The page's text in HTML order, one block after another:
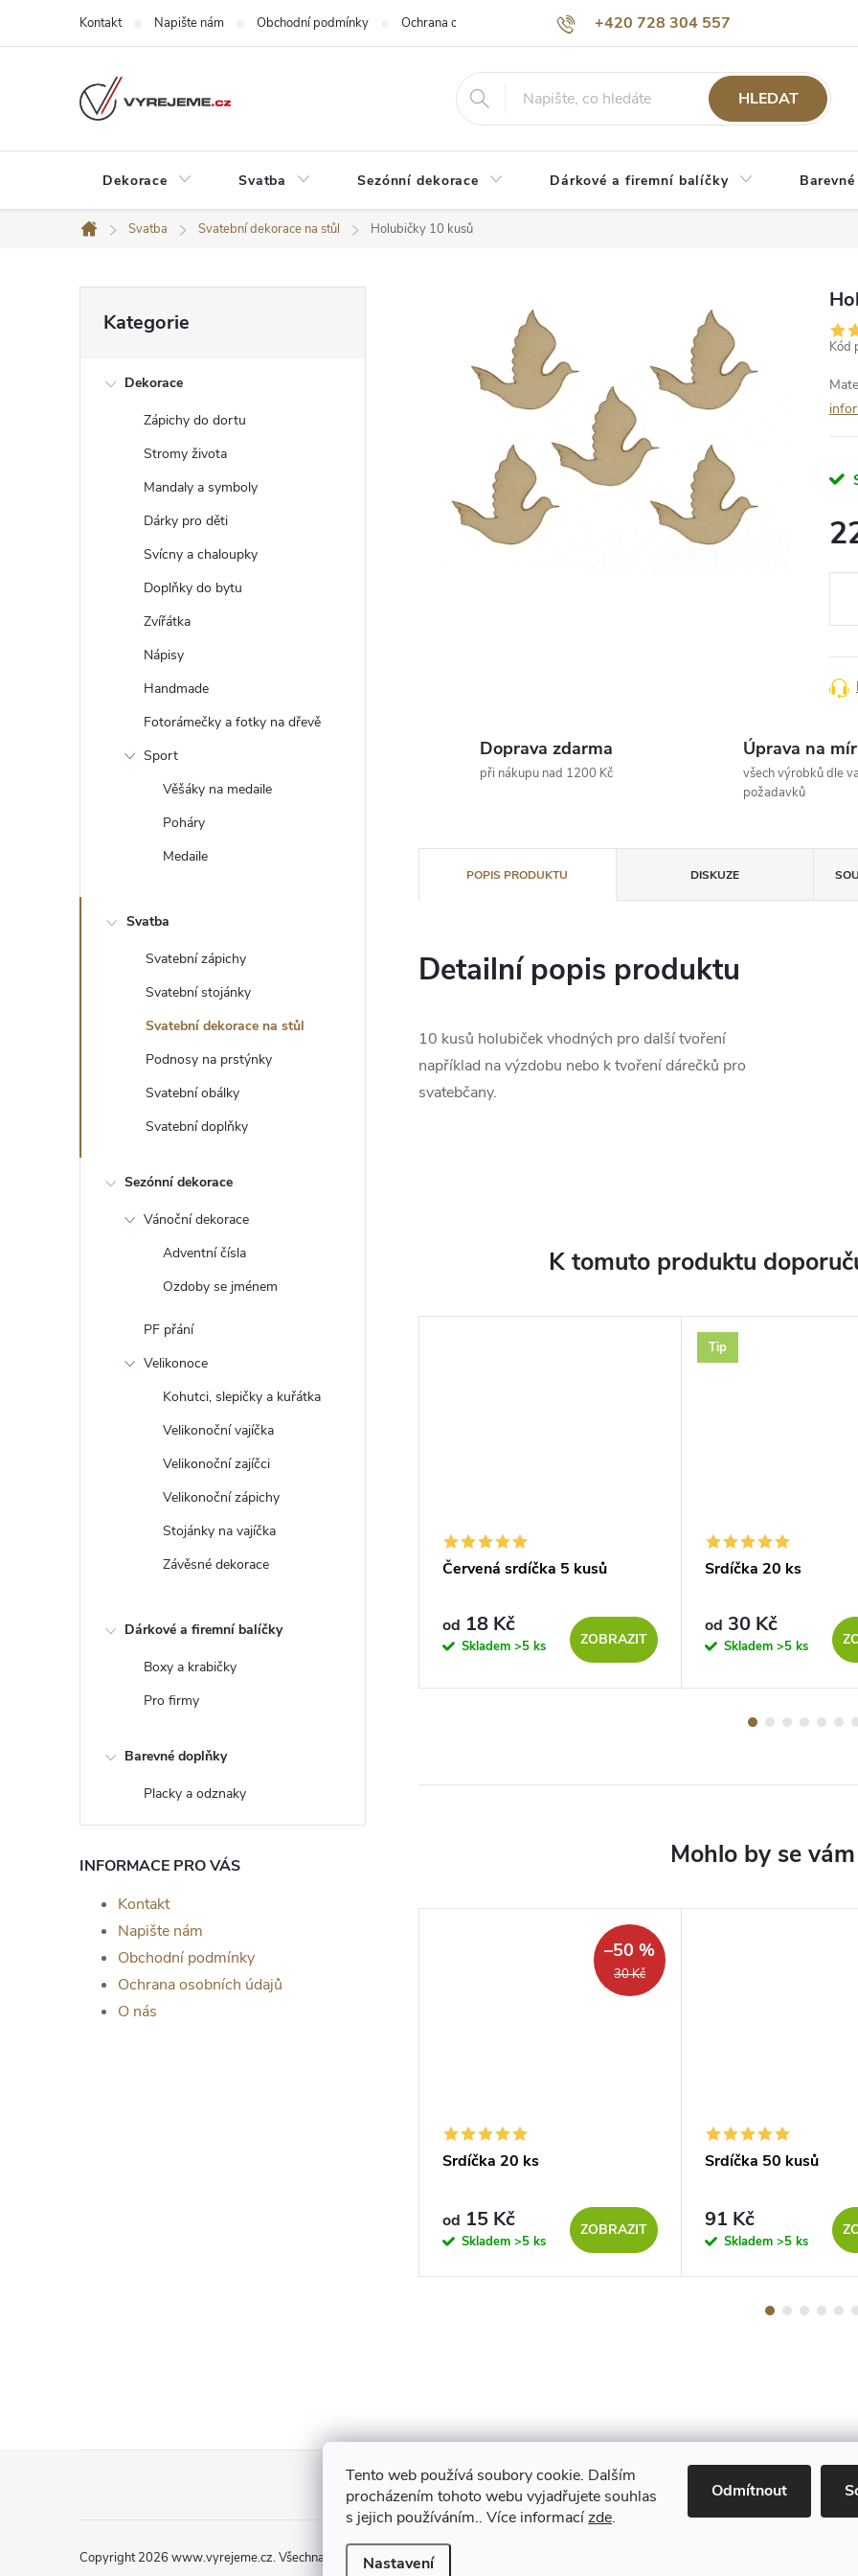
Tento web používá soubory cookie. Dalším
procházením tohoto webu vyjadřujete souhlas
s jejich používáním.. Více informacízde.
Nastavení
Odmítnout
+420 728 304 557
Kontakt Napište nám Obchodní podmínky Ochrana osobních údajů O nás
HLEDAT
Dekorace Svatba Sezónní dekorace Dárkové a firemní balíčky
Domů
Svatba Svatební dekorace na stůl Holubičky 10 kusů
e
kategorie
Kategorie
Dekorace
Zápichy do dortu
Stromy života
Mandaly a symboly
Dárky pro děti
Svícny a chaloupky
Doplňky do bytu
Zvířátka
Nápisy
Handmade
Fotorámečky a fotky na dřevě
Sport
Věšáky na medaile
Poháry
Medaile
Svatba
Svatební zápichy
Svatební stojánky
Svatební dekorace na stůl
Podnosy na prstýnky
Svatební obálky
Svatební doplňky
Sezónní dekorace
Vánoční dekorace
Adventní čísla
Ozdoby se jménem
PF přání
Velikonoce
Kohutci, slepičky a kuřátka
Velikonoční vajíčka
Velikonoční zajíčci
Velikonoční zápichy
Stojánky na vajíčka
Závěsné dekorace
Dárkové a firemní balíčky
Boxy a krabičky
Pro firmy
Barevné doplňky
Placky a odznaky
INFORMACE PRO VÁS
Kontakt
Napište nám
Obchodní podmínky
Ochrana osobních údajů
O nás
Kód
Doprava zdarma
při nákupu nad 1200 Kč
Úprava na
všech výrobků dle
požadavků
POPIS PRODUKTU DISKUZE
Detailní popis produktu
10 kusů holubiček vhodných pro další tvoření
například na výzdobu nebo k tvoření dárečků pro
svatebčany.
K tomuto produktu
ZOBRAZIT
Srdíčka 50 kusů
od106 Kč
Červená srdíčka 5 kusů
od 18 Kč
Skladem >5 ks ZOBRAZIT
Tip
Srdíčka 20 ks
od 30 Kč
Skladem >5 ks
30 Kč
–50 %
Srdíčka 20 ks
od 15 Kč
Skladem >5 ks
ZOBRAZIT
Srdíčka 50 kusů
91 Kč
Skladem >5 ks
Maestro
Copyright 2026 www.vyrejeme.cz. Všechna práva vyhrazena.Upravit nastavení cookies